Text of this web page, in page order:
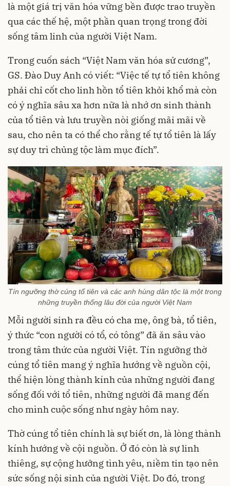
là một giá trị văn hóa vững bền được trao truyền
qua các thế hệ, một phần quan trọng trong đời
sống tâm linh của người Việt Nam.
Trong cuốn sách “Việt Nam văn hóa sử cương”,
GS. Đào Duy Anh có viết: “Việc tế tự tổ tiên không
phải chỉ cốt cho linh hồn tổ tiên khỏi khổ mà còn
có ý nghĩa sâu xa hơn nữa là nhớ ơn sinh thành
của tổ tiên và lưu truyền nòi giống mãi mãi về
sau, cho nên ta có thể cho rằng tế tự tổ tiên là lấy
sự duy trì chủng tộc làm mục đích”.
Tín ngưỡng thờ cúng tổ tiên và các anh hùng dân tộc là một trong
những truyền thống lâu đời của người Việt Nam
Mỗi người sinh ra đều có cha mẹ, ông bà, tổ tiên,
ý thức “con người có tổ, có tông” đã ăn sâu vào
trong tâm thức của người Việt. Tín ngưỡng thờ
cúng tổ tiên mang ý nghĩa hướng về nguồn cội,
thể hiện lòng thành kính của những người đang
sống đối với tổ tiên, những người đã mang đến
cho mình cuộc sống như ngày hôm nay.
Thờ cúng tổ tiên chính là sự biết ơn, là lòng thành
kính hướng về cội nguồn. Ở đó còn là sự linh
thiêng, sự cộng hưởng tình yêu, niềm tin tạo nên
sức sống nội sinh của người Việt. Do đó, trong